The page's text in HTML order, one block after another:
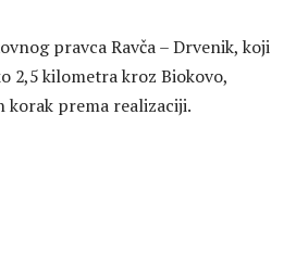
pravca Ravča – Drvenik, koji
2,5 kilometra kroz Biokovo,
korak prema realizaciji.